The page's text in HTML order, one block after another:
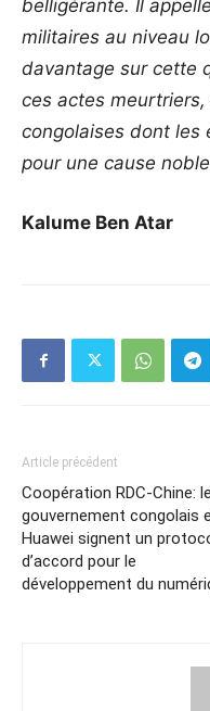
belligérante. Il
militaires au niveau
davantage sur cette
ces actes
congolaises dont les
pour une cause noble
Kalume Ben Atar
Article précédent
Coopération RDC-Chine: le
gouvernement congolais
Huawei signent un
d’accord pour le
développement du